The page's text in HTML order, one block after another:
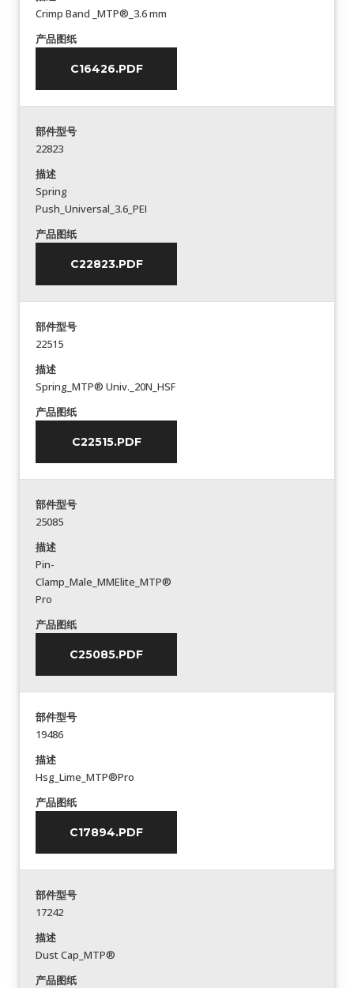
Crimp Band _MTP®_3.6 mm
产品图纸
C16426.PDF
部件型号
22823
描述
Spring
Push_Universal_3.6_PEI
产品图纸
C22823.PDF
部件型号
22515
描述
Spring_MTP® Univ._20N_HSF
产品图纸
C22515.PDF
部件型号
25085
描述
Pin-
Clamp_Male_MMElite_MTP®
Pro
产品图纸
C25085.PDF
部件型号
19486
描述
Hsg_Lime_MTP®Pro
产品图纸
C17894.PDF
部件型号
17242
描述
Dust Cap_MTP®
产品图纸